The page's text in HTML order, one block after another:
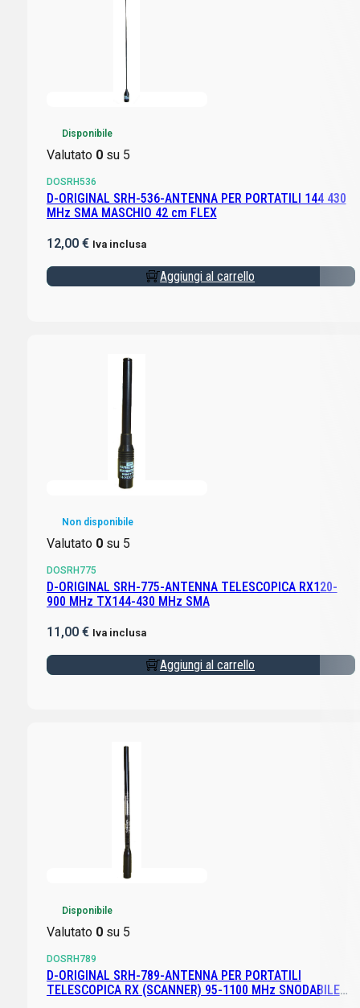
Disponibile
Valutato 0su 5
DOSRH536
D-ORIGINAL SRH-536-ANTENNA PER PORTATILI 144 430
MHz SMA MASCHIO 42 cm FLEX
12,00 € Iva inclusa
Aggiungi al carrello
Non disponibile
Valutato 0su 5
DOSRH775
D-ORIGINAL SRH-775-ANTENNA TELESCOPICA RX120-
900 MHz TX144-430 MHz SMA
11,00 € Iva inclusa
Aggiungi al carrello
Disponibile
Valutato 0su 5
DOSRH789
D-ORIGINAL SRH-789-ANTENNA PER PORTATILI
TELESCOPICA RX (SCANNER) 95-1100 MHz SNODABILE